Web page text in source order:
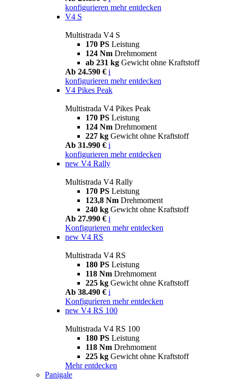
konfigurieren mehr entdecken
V4 S
Multistrada V4 S
170 PS Leistung
124 Nm Drehmoment
ab 231 kg Gewicht ohne Kraftstoff
Ab 24.590 € i
konfigurieren mehr entdecken
V4 Pikes Peak
Multistrada V4 Pikes Peak
170 PS Leistung
124 Nm Drehmoment
227 kg Gewicht ohne Kraftstoff
Ab 31.990 € i
konfigurieren mehr entdecken
new V4 Rally
Multistrada V4 Rally
170 PS Leistung
123,8 Nm Drehmoment
240 kg Gewicht ohne Kraftstoff
Ab 27.990 € i
Konfigurieren mehr entdecken
new V4 RS
Multistrada V4 RS
180 PS Leistung
118 Nm Drehmoment
225 kg Gewicht ohne Kraftstoff
Ab 38.490 € i
Konfigurieren mehr entdecken
new V4 RS 100
Multistrada V4 RS 100
180 PS Leistung
118 Nm Drehmoment
225 kg Gewicht ohne Kraftstoff
Mehr entdecken
Panigale